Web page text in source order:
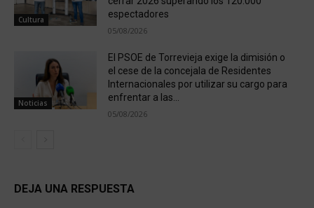
Cultura
espectadores
05/08/2026
Noticias
El PSOE de Torrevieja exige la dimisión o
el cese de la concejala de Residentes
Internacionales por utilizar su cargo para
enfrentar a las...
05/08/2026
DEJA UNA RESPUESTA